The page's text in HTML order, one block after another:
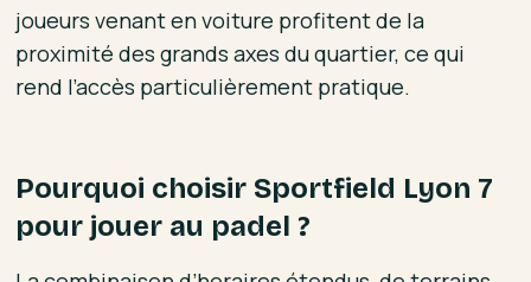
joueurs venant en voiture profitent de la
proximité des grands axes du quartier, ce qui
rend l’accès particulièrement pratique.
Pourquoi choisir Sportfield Lyon 7
pour jouer au padel ?